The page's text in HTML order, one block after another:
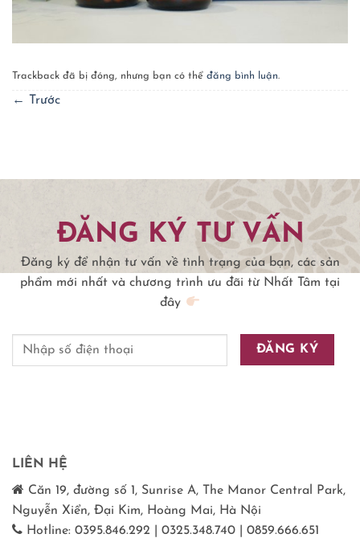
Trackback đã bị đóng, nhưng bạn có thể đăng bình luận.
← Trước
ĐĂNG KÝ TƯ VẤN
Đăng ký để nhận tư vấn về tình trạng của bạn, các sản
phẩm mới nhất và chương trình ưu đãi từ Nhất Tâm tại
đây
LIÊN HỆ
Căn 19, đường số 1, Sunrise A, The Manor Central Park,
Nguyễn Xiển, Đại Kim, Hoàng Mai, Hà Nội
Hotline: 0395.846.292 | 0325.348.740 | 0859.666.651